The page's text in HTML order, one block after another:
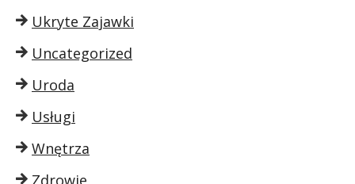
Ukryte Zajawki
Uncategorized
Uroda
Usługi
Wnętrza
Zdrowie